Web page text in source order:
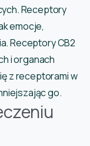
Receptory
emocje,
Receptory CB2
i organach
z receptorami w
go.